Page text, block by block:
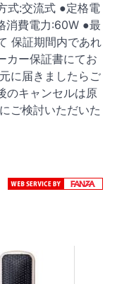
式:交流式 ●定格電
消費電力:60W ●最
保証期間内であれ
カー保証書にてお
に届きましたらご
のキャンセルは原
ご検討いただいた